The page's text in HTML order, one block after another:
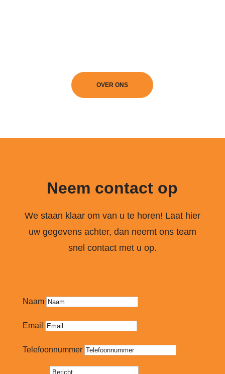
OVER ONS
Neem contact op
We staan klaar om van u te horen! Laat hier
uw gegevens achter, dan neemt ons team
snel contact met u op.
Naam
Email
Telefoonnummer